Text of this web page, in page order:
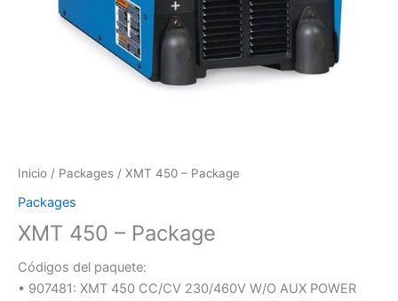
Inicio / Packages / XMT 450 – Package
Packages
XMT 450 – Package
Códigos del paquete:
• 907481: XMT 450 CC/CV 230/460V W/O AUX POWER